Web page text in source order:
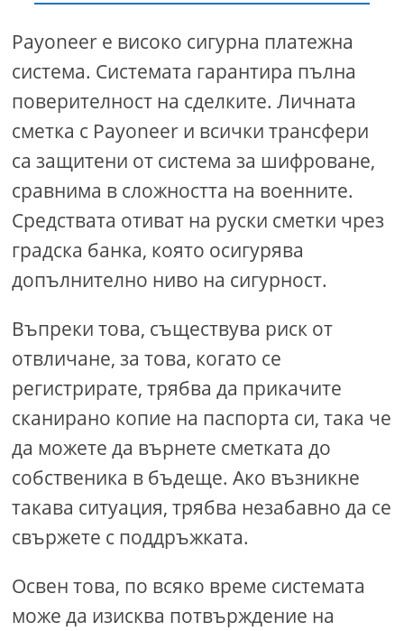
Payoneer е високо сигурна платежна
система. Системата гарантира пълна
поверителност на сделките. Личната
сметка с Payoneer и всички трансфери
са защитени от система за шифроване,
сравнима в сложността на военните.
Средствата отиват на руски сметки чрез
градска банка, която осигурява
допълнително ниво на сигурност.
Въпреки това, съществува риск от
отвличане, за това, когато се
регистрирате, трябва да прикачите
сканирано копие на паспорта си, така че
да можете да върнете сметката до
собственика в бъдеще. Ако възникне
такава ситуация, трябва незабавно да се
свържете с поддръжката.
Освен това, по всяко време системата
може да изисква потвърждение на